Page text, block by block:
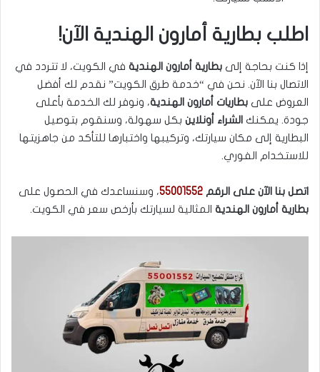
اطلب بطارية أمارون الهندية الآن!
إذا كنت بحاجة إلى بطارية أمارون الهندية في الكويت، لا تتردد في
الاتصال بنا الآن. نحن في “خدمة طرق الكويت” نقدم لك أفضل
العروض على بطاريات أمارون الهندية، ونوفر لك الخدمة بأعلى
جودة. يمكنك الشراء أونلاين بكل سهولة، وسنقوم بتوصيل
البطارية إلى مكان سيارتك، وتركيبها واختبارها للتأكد من جاهزيتها
للاستخدام الفوري.
اتصل بنا الآن على الرقم 55001552، وسنساعدك في الحصول على
بطارية أمارون الهندية المثالية لسيارتك بأرخص سعر في الكويت.